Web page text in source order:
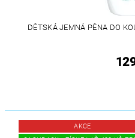
DĚTSKÁ JEMNÁ PĚNA DO
AKCE